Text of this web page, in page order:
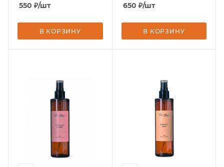
550 ₽/шт
В КОРЗИНУ
650 ₽/шт
В КОРЗИНУ